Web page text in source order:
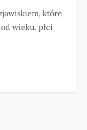
które
wieku, płci